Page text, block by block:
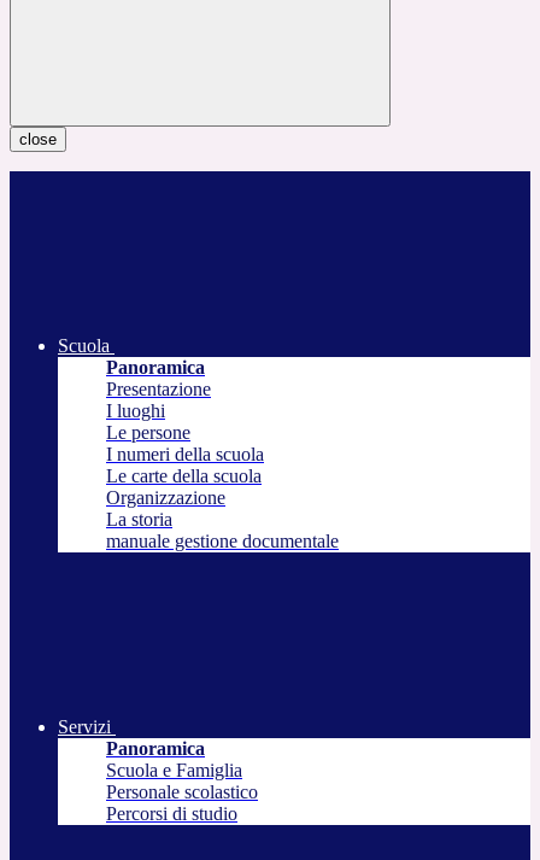
close
Scuola
Panoramica
Presentazione
I luoghi
Le persone
I numeri della scuola
Le carte della scuola
Organizzazione
La storia
manuale gestione documentale
Servizi
Panoramica
Scuola e Famiglia
Personale scolastico
Percorsi di studio